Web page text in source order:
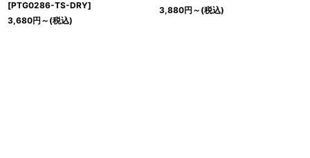
[PTG0286-TS-DRY]
3,680円 ～ (税込)
3,880円 ～ (税込)